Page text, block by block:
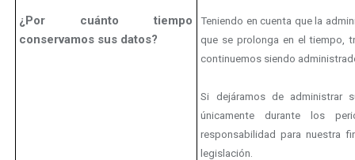
¿Por cuánto tiempo
conservamos sus datos?
Teniendo en cuenta que la
que se prolonga en el tiempo,
continuemos siendo
Si dejáramos de administrar
únicamente durante los
responsabilidad para nuestra
legislación.